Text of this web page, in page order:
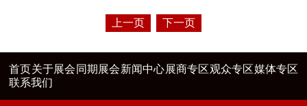
上一页 下一页
首页关于展会 同期展会新闻中心展商专区观众专区媒体专区
联系我们